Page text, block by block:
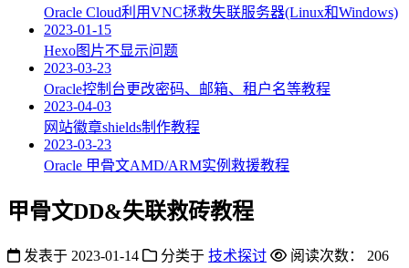
Oracle Cloud利用VNC拯救失联服务器(Linux和Windows)
2023-01-15
Hexo图片不显示问题
2023-03-23
Oracle控制台更改密码、邮箱、租户名等教程
2023-04-03
网站徽章shields制作教程
2023-03-23
Oracle 甲骨文AMD/ARM实例救援教程
甲骨文DD&失联救砖教程
发表于 2023-01-14 分类于 技术探讨 阅读次数：
206